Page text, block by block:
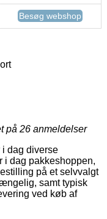
Besøg webshop
på 26 anmeldelser
dag diverse
i dag pakkeshoppen,
på et selvvalgt
samt typisk
ved køb af